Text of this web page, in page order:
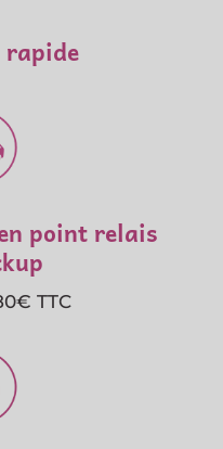
rapide
point relais
TTC